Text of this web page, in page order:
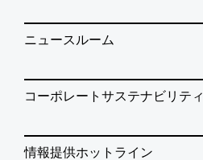
ニュースルーム
コーポレートサステナビリティ
情報提供ホットライン